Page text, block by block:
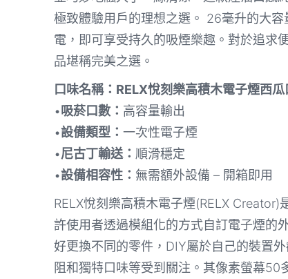
極致體驗用戶的理想之選。 26毫升的大
電，即可享受持久的吸煙樂趣。對於追求
品堪稱完美之選。
口味名稱：RELX悅刻樂高積木電子煙西瓜
•吸菸口數： 高容量輸出
•設備類型： 一次性電子煙
•尼古丁輸送： 順滑穩定
•設備相容性： 無需額外設備 – 開箱即用
RELX悅刻樂高積木電子煙(RELX
許使用者透過模組化的方式自訂電子煙的
好更換不同的零件，DIY屬於自己的裝置
阻和獨特口味等受到關注。其像素螢幕50